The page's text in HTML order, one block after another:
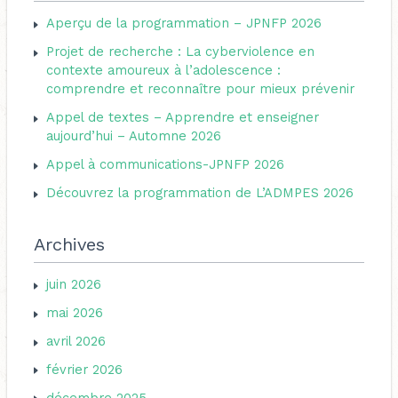
e
r
Aperçu de la programmation – JPNFP 2026
Projet de recherche : La cyberviolence en
contexte amoureux à l’adolescence :
comprendre et reconnaître pour mieux prévenir
Appel de textes – Apprendre et enseigner
aujourd’hui – Automne 2026
Appel à communications-JPNFP 2026
Découvrez la programmation de L’ADMPES 2026
Archives
juin 2026
mai 2026
avril 2026
février 2026
s